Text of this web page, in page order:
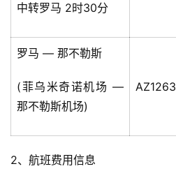
中转罗马 2时30分
罗马 — 那不勒斯
(菲乌米奇诺机场 —
那不勒斯机场)
AZ1263
2、航班费用信息